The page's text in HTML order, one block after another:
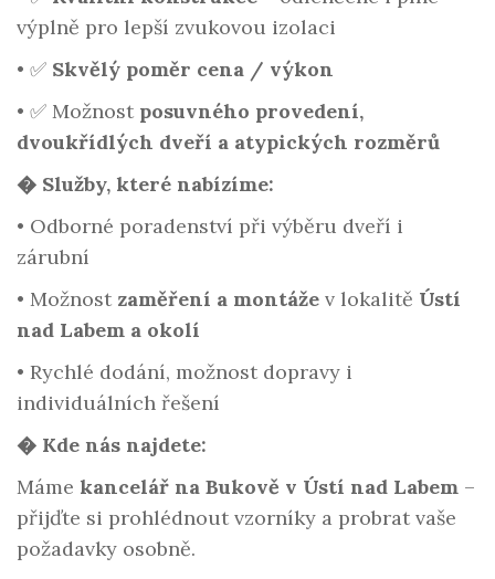
výplně pro lepší zvukovou izolaci
• ✅ Skvělý poměr cena / výkon
• ✅ Možnost posuvného provedení,
dvoukřídlých dveří a atypických rozměrů
�️ Služby, které nabízíme:
• Odborné poradenství při výběru dveří i
zárubní
• Možnost zaměření a montáže v lokalitě Ústí
nad Labem a okolí
• Rychlé dodání, možnost dopravy i
individuálních řešení
� Kde nás najdete:
Máme kancelář na Bukově v Ústí nad Labem –
přijďte si prohlédnout vzorníky a probrat vaše
požadavky osobně.